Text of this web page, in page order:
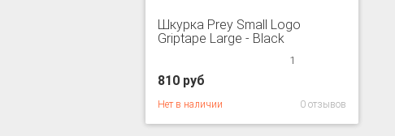
Шкурка Prey Small Logo
Griptape Large - Black
1
810 руб
Нет в наличии 0 отзывов